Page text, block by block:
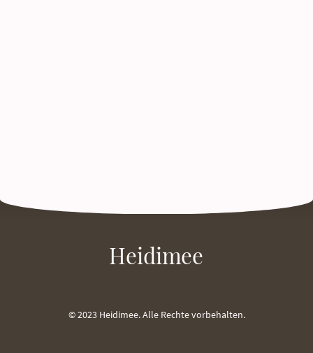
Heidimee
© 2023 Heidimee. Alle Rechte vorbehalten.